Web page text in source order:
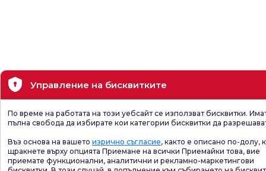
Управление на бисквитките
По време на работата на този уебсайт се използват бисквитки.
пълна свобода да избирате кои категории бисквитки да
Въз основа на вашето изрично съгласие, както е описано по-долу,
щракнете върху опцията Приемане на всички Приемайки това, вие
приемате функционални, аналитични и рекламно-маркетингови